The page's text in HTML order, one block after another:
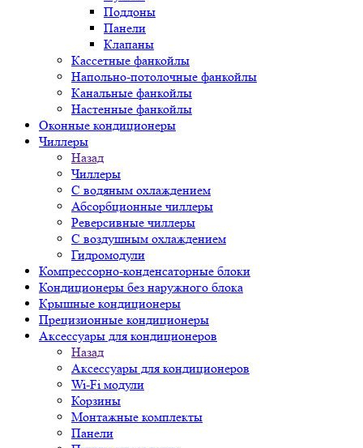
Поддоны
Панели
Клапаны
Кассетные фанкойлы
Напольно-потолочные фанкойлы
Канальные фанкойлы
Настенные фанкойлы
Оконные кондиционеры
Чиллеры
Назад
Чиллеры
С водяным охлаждением
Абсорбционные чиллеры
Реверсивные чиллеры
С воздушным охлаждением
Гидромодули
Компрессорно-конденсаторные блоки
Кондиционеры без наружного блока
Крышные кондиционеры
Прецизионные кондиционеры
Аксессуары для кондиционеров
Назад
Аксессуары для кондиционеров
Wi-Fi модули
Корзины
Монтажные комплекты
Панели